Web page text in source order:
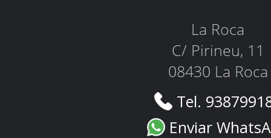
La Roca
C/ Pirineu, 11
08430 La Roca
Tel.
Enviar